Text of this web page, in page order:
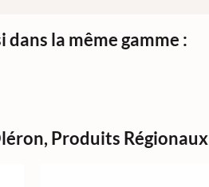
dans la même gamme :
, Produits Régionaux